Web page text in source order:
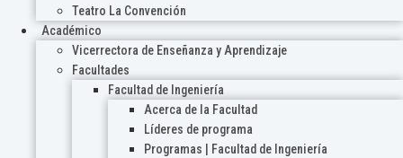
Teatro La Convención
Académico
Vicerrectora de Enseñanza y Aprendizaje
Facultades
Facultad de Ingeniería
Acerca de la Facultad
Líderes de programa
Programas | Facultad de Ingeniería